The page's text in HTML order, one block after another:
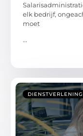
elk bedrijf,
moet
...
DIENSTVERLENING